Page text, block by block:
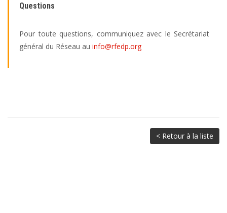
Questions
Pour toute questions, communiquez avec le Secrétariat
général du Réseau au info@rfedp.org
< Retour à la liste